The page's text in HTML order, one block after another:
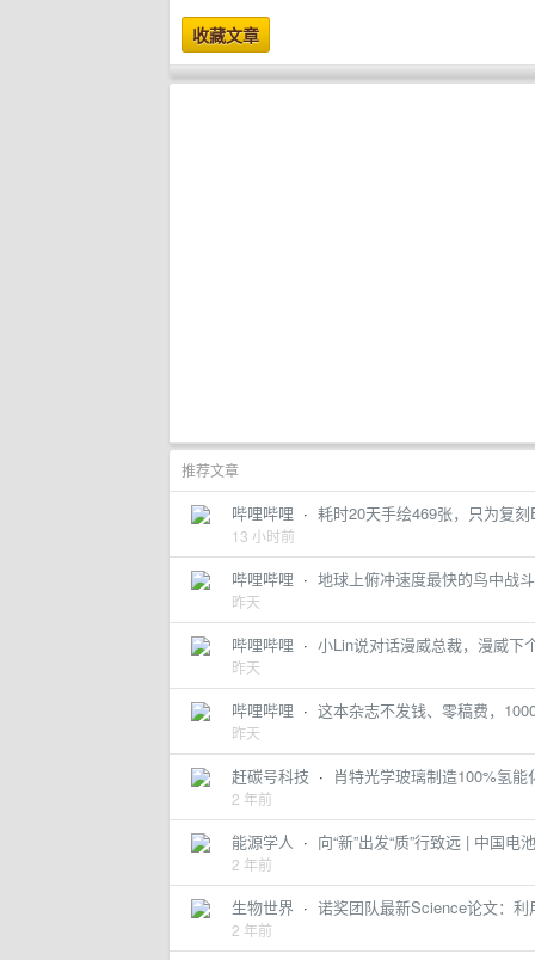
推荐文章
哔哩哔哩 · 耗时20天手绘469张，只为复
13 小时前
哔哩哔哩 · 地球上俯冲速度最快的鸟中战
昨天
哔哩哔哩 · 小Lin说对话漫威总裁，漫威下
昨天
哔哩哔哩 · 这本杂志不发钱、零稿费，
昨天
赶碳号科技 · 肖特光学玻璃制造100%氢
2 年前
能源学人 · 向“新”出发“质”行致远 | 中国
2 年前
生物世界 · 诺奖团队最新Science论文：
2 年前